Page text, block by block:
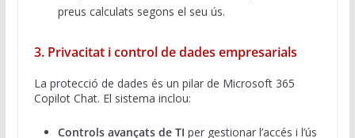
preus calculats segons el seu ús.
3. Privacitat i control de dades empresarials
La protecció de dades és un pilar de Microsoft 365
Copilot Chat. El sistema inclou:
Controls avançats de TI per gestionar l’accés i l’ús